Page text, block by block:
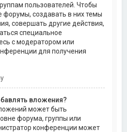
пользователей. Чтобы
форумы, создавать в них темы
совершать другие действия,
специальное
с модератором или
для получения
вложения?
может быть
форума, группы или
конференции может